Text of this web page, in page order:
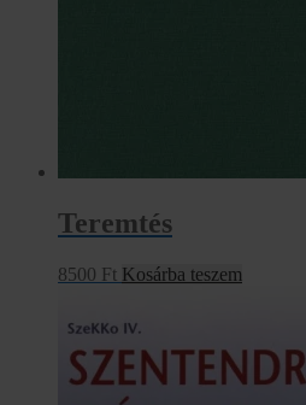
Teremtés
8500 Ft Kosárba teszem